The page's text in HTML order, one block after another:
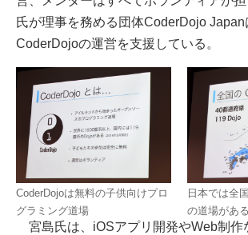
氏が理事を務める団体CoderDojo
CoderDojoの運営を支援している。
CoderDojoは無料の子供向けプロ
グラミング道場
日本では全
の道場がある
宮島氏は、iOSアプリ開発やWeb制作